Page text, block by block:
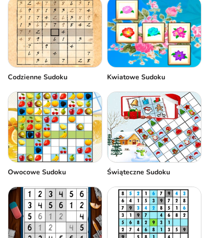
Codzienne Sudoku Kwiatowe Sudoku
Owocowe Sudoku Świąteczne Sudoku